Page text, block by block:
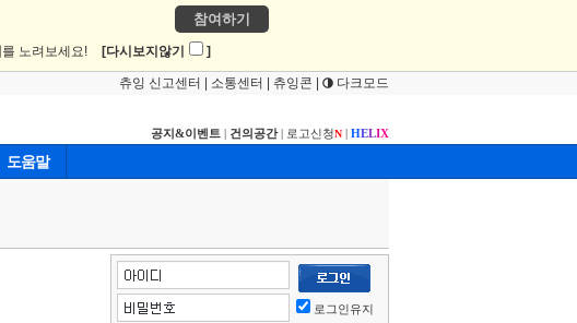
참여하기
를 노려보세요! [다시보지않기 ]
츄잉 신고센터 소통센터 츄잉콘 다크모드
공지&이벤트 | 건의공간| 로고신청N | HELIX
도움말
로그인유지